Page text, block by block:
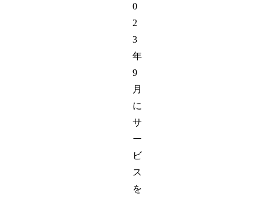
0
2
3
年
9
月
に
サ
ー
ビ
ス
を